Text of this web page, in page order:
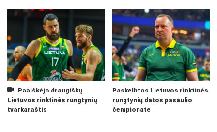
Paaiškėjo draugiškų
Lietuvos rinktinės rungtynių
tvarkaraštis
Paskelbtos Lietuvos rinktinės
rungtynių datos pasaulio
čempionate